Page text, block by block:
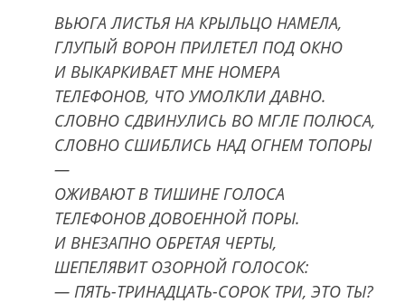
ВЬЮГА ЛИСТЬЯ НА КРЫЛЬЦО НАМЕЛА,
ГЛУПЫЙ ВОРОН ПРИЛЕТЕЛ ПОД ОКНО
И ВЫКАРКИВАЕТ МНЕ НОМЕРА
ТЕЛЕФОНОВ, ЧТО УМОЛКЛИ ДАВНО.
СЛОВНО СДВИНУЛИСЬ ВО МГЛЕ ПОЛЮСА,
СЛОВНО СШИБЛИСЬ НАД ОГНЕМ ТОПОРЫ
—
ОЖИВАЮТ В ТИШИНЕ ГОЛОСА
ТЕЛЕФОНОВ ДОВОЕННОЙ ПОРЫ.
И ВНЕЗАПНО ОБРЕТАЯ ЧЕРТЫ,
ШЕПЕЛЯВИТ ОЗОРНОЙ ГОЛОСОК:
— ПЯТЬ-ТРИНАДЦАТЬ-СОРОК ТРИ, ЭТО ТЫ?